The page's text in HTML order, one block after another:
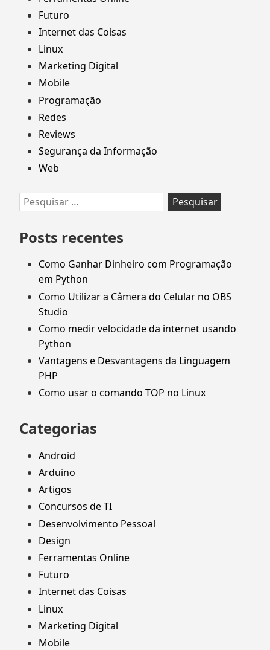
Futuro
Internet das Coisas
Linux
Marketing Digital
Mobile
Programação
Redes
Reviews
Segurança da Informação
Web
Pesquisar
por:
Posts recentes
Como Ganhar Dinheiro com Programação
em Python
Como Utilizar a Câmera do Celular no OBS
Studio
Como medir velocidade da internet usando
Python
Vantagens e Desvantagens da Linguagem
PHP
Como usar o comando TOP no Linux
Categorias
Android
Arduino
Artigos
Concursos de TI
Desenvolvimento Pessoal
Design
Ferramentas Online
Futuro
Internet das Coisas
Linux
Marketing Digital
Mobile